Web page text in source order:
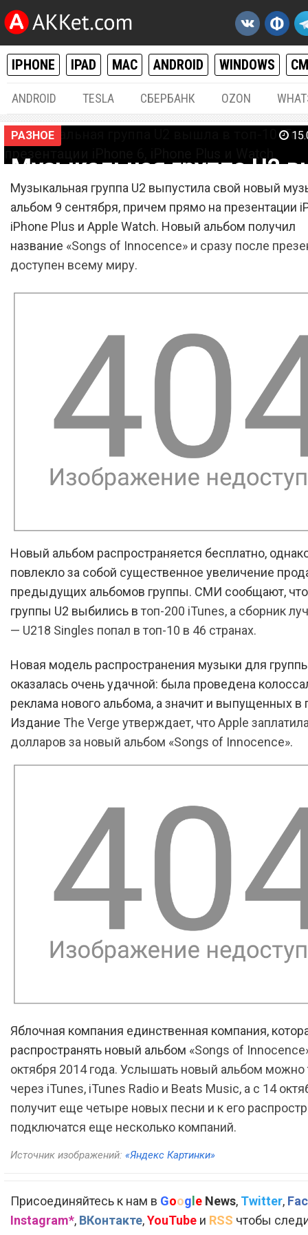
IPHONE IPAD MAC ANDROID WINDOWS
ANDROID TESLA СБЕРБАНК OZON
РАЗНОЕ
Музыкальная группа U2
в топ-10 iTunes после
презентации iPhone 6,
Plus и Watch
Музыкальная группа U2 выпустила свой новый
альбом 9 сентября, причем прямо на презентации
iPhone Plus и Apple Watch. Новый альбом получил
название «Songs of Innocence» и сразу после
доступен всему миру.
Новый альбом распространяется бесплатно,
повлекло за собой существенное увеличение
предыдущих альбомов группы. СМИ сообщают,
группы U2 выбились втоп-200 iTunes, а сборник
— U218 Singles попал в топ-10 в 46 странах.
Новая модель распространения музыки для
оказалась очень удачной: была проведена
реклама нового альбома, а значит и выпущенных
Издание The Verge утверждает, что Apple
долларов за новый альбом «Songs of Innocence».
Яблочная компания единственная компания,
распространять новый альбом «Songs of
октября 2014 года. Услышать новый альбом можно
через iTunes, iTunes Radio и Beats Music, а с 14
получит еще четыре новых песни и к его
подключатся еще несколько компаний.
Источник изображений: «Яндекс Картинки»
Присоединяйтесь к нам в Google News, Twitter,
Instagram*, ВКонтакте,YouTube и RSS чтобы